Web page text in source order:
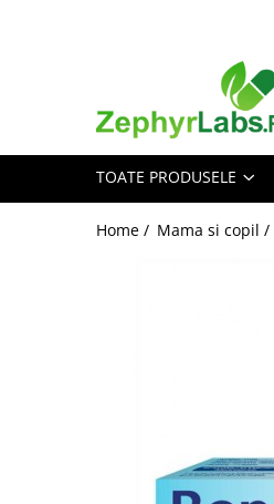
Alimentatie sanatoasa
Suplimente alimentare copii
TOATE PRODUSELE
Home / Mama si copil /